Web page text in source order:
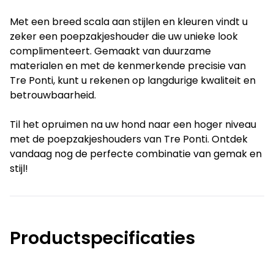
Met een breed scala aan stijlen en kleuren vindt u
zeker een poepzakjeshouder die uw unieke look
complimenteert. Gemaakt van duurzame
materialen en met de kenmerkende precisie van
Tre Ponti, kunt u rekenen op langdurige kwaliteit en
betrouwbaarheid.
Til het opruimen na uw hond naar een hoger niveau
met de poepzakjeshouders van Tre Ponti. Ontdek
vandaag nog de perfecte combinatie van gemak en
stijl!
Productspecificaties